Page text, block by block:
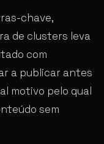
chave,
de clusters leva
com
a publicar antes
motivo pelo qual
sem